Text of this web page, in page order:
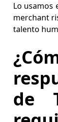
Lo usamos
merchant
talento
de